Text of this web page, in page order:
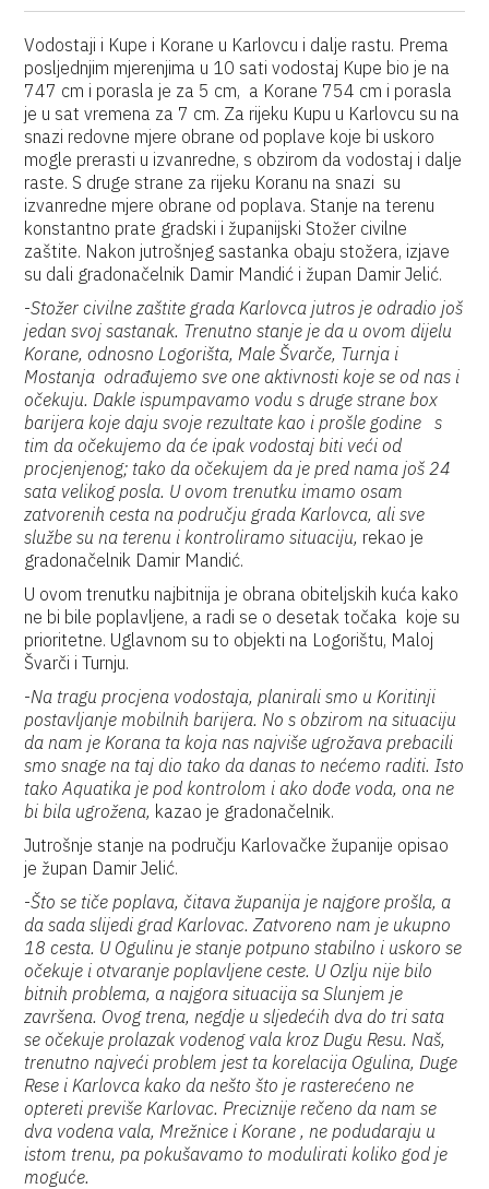
Vodostaji i Kupe i Korane u Karlovcu i dalje rastu. Prema
posljednjim mjerenjima u 10 sati vodostaj Kupe bio je na
747 cm i porasla je za 5 cm, a Korane 754 cm i porasla
je u sat vremena za 7 cm. Za rijeku Kupu u Karlovcu su na
snazi redovne mjere obrane od poplave koje bi uskoro
mogle prerasti u izvanredne, s obzirom da vodostaj i dalje
raste. S druge strane za rijeku Koranu na snazi su
izvanredne mjere obrane od poplava. Stanje na terenu
konstantno prate gradski i županijski Stožer civilne
zaštite. Nakon jutrošnjeg sastanka obaju stožera, izjave
su dali gradonačelnik Damir Mandić i župan Damir Jelić.
-Stožer civilne zaštite grada Karlovca jutros je odradio još
jedan svoj sastanak. Trenutno stanje je da u ovom dijelu
Korane, odnosno Logorišta, Male Švarče, Turnja i
Mostanja odrađujemo sve one aktivnosti koje se od nas i
očekuju. Dakle ispumpavamo vodu s druge strane box
barijera koje daju svoje rezultate kao i prošle godine s
tim da očekujemo da će ipak vodostaj biti veći od
procjenjenog; tako da očekujem da je pred nama još 24
sata velikog posla. U ovom trenutku imamo osam
zatvorenih cesta na području grada Karlovca, ali sve
službe su na terenu i kontroliramo situaciju, rekao je
gradonačelnik Damir Mandić.
U ovom trenutku najbitnija je obrana obiteljskih kuća kako
ne bi bile poplavljene, a radi se o desetak točaka koje su
prioritetne. Uglavnom su to objekti na Logorištu, Maloj
Švarči i Turnju.
-Na tragu procjena vodostaja, planirali smo u Koritinji
postavljanje mobilnih barijera. No s obzirom na situaciju
da nam je Korana ta koja nas najviše ugrožava prebacili
smo snage na taj dio tako da danas to nećemo raditi. Isto
tako Aquatika je pod kontrolom i ako dođe voda, ona ne
bi bila ugrožena, kazao je gradonačelnik.
Jutrošnje stanje na području Karlovačke županije opisao
je župan Damir Jelić.
-Što se tiče poplava, čitava županija je najgore prošla, a
da sada slijedi grad Karlovac. Zatvoreno nam je ukupno
18 cesta. U Ogulinu je stanje potpuno stabilno i uskoro se
očekuje i otvaranje poplavljene ceste. U Ozlju nije bilo
bitnih problema, a najgora situacija sa Slunjem je
završena. Ovog trena, negdje u sljedećih dva do tri sata
se očekuje prolazak vodenog vala kroz Dugu Resu. Naš,
trenutno najveći problem jest ta korelacija Ogulina, Duge
Rese i Karlovca kako da nešto što je rasterećeno ne
optereti previše Karlovac. Preciznije rečeno da nam se
dva vodena vala, Mrežnice i Korane , ne podudaraju u
istom trenu, pa pokušavamo to modulirati koliko god je
moguće.